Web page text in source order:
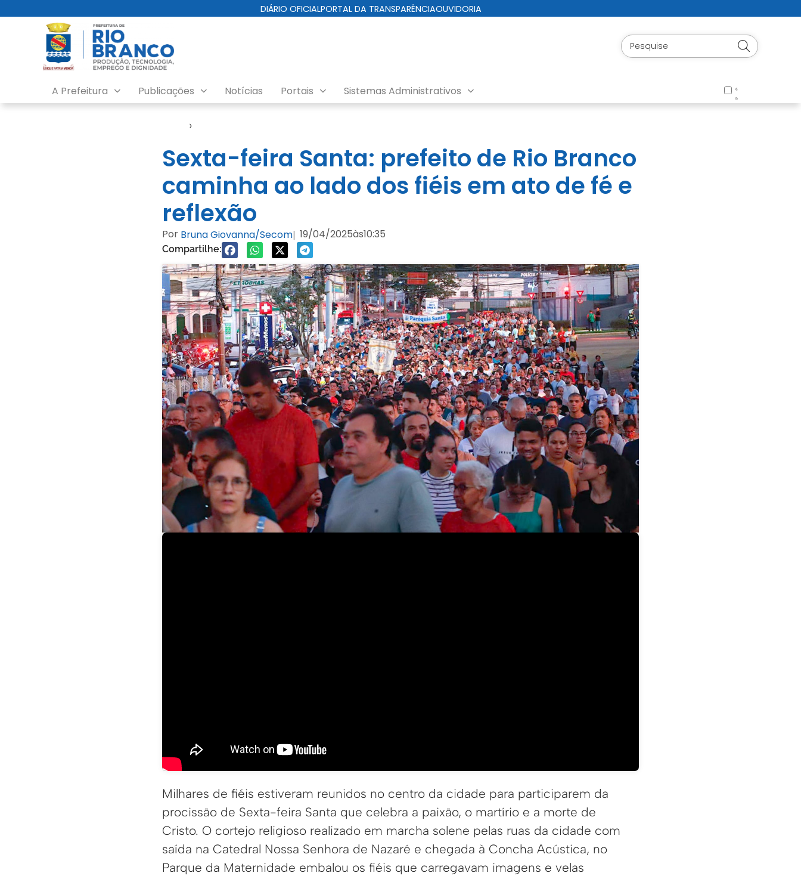
DIÁRIO OFICIALPORTAL DA TRANSPARÊNCIAOUVIDORIA
A Prefeitura Publicações Notícias Portais Sistemas Administrativos
›
Sexta-feira Santa: prefeito de Rio Branco
caminha ao lado dos fiéis em ato de fé e
reflexão
Por Bruna Giovanna/Secom| 19/04/2025às10:35
Compartilhe:
Milhares de fiéis estiveram reunidos no centro da cidade para participarem da
procissão de Sexta-feira Santa que celebra a paixão, o martírio e a morte de
Cristo. O cortejo religioso realizado em marcha solene pelas ruas da cidade com
saída na Catedral Nossa Senhora de Nazaré e chegada à Concha Acústica, no
Parque da Maternidade embalou os fiéis que carregavam imagens e velas